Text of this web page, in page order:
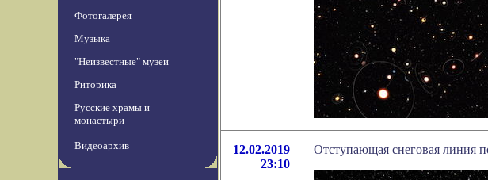
Фотогалерея
Музыка
"Неизвестные" музеи
Риторика
Русские храмы и
монастыри
Видеоархив
12.02.2019
23:10
Отступающая снеговая линия